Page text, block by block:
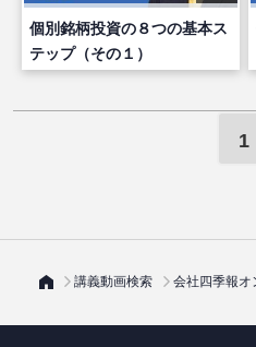
個別銘柄投資の８つの基本ス
テップ（その１）
1
講義動画検索 会社四季報オ